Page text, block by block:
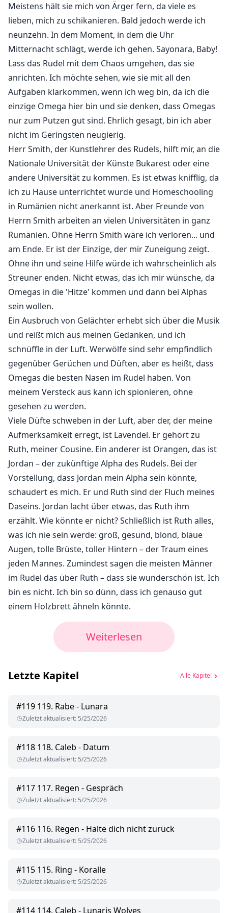
Meistens hält sie mich von Ärger fern, da viele es
lieben, mich zu schikanieren. Bald jedoch werde ich
neunzehn. In dem Moment, in dem die Uhr
Mitternacht schlägt, werde ich gehen. Sayonara, Baby!
Lass das Rudel mit dem Chaos umgehen, das sie
anrichten. Ich möchte sehen, wie sie mit all den
Aufgaben klarkommen, wenn ich weg bin, da ich die
einzige Omega hier bin und sie denken, dass Omegas
nur zum Putzen gut sind. Ehrlich gesagt, bin ich aber
nicht im Geringsten neugierig.
Herr Smith, der Kunstlehrer des Rudels, hilft mir, an die
Nationale Universität der Künste Bukarest oder eine
andere Universität zu kommen. Es ist etwas knifflig, da
ich zu Hause unterrichtet wurde und Homeschooling
in Rumänien nicht anerkannt ist. Aber Freunde von
Herrn Smith arbeiten an vielen Universitäten in ganz
Rumänien. Ohne Herrn Smith wäre ich verloren... und
am Ende. Er ist der Einzige, der mir Zuneigung zeigt.
Ohne ihn und seine Hilfe würde ich wahrscheinlich als
Streuner enden. Nicht etwas, das ich mir wünsche, da
Omegas in die 'Hitze' kommen und dann bei Alphas
sein wollen.
Ein Ausbruch von Gelächter erhebt sich über die Musik
und reißt mich aus meinen Gedanken, und ich
schnüffle in der Luft. Werwölfe sind sehr empfindlich
gegenüber Gerüchen und Düften, aber es heißt, dass
Omegas die besten Nasen im Rudel haben. Von
meinem Versteck aus kann ich spionieren, ohne
gesehen zu werden.
Viele Düfte schweben in der Luft, aber der, der meine
Aufmerksamkeit erregt, ist Lavendel. Er gehört zu
Ruth, meiner Cousine. Ein anderer ist Orangen, das ist
Jordan – der zukünftige Alpha des Rudels. Bei der
Vorstellung, dass Jordan mein Alpha sein könnte,
schaudert es mich. Er und Ruth sind der Fluch meines
Daseins. Jordan lacht über etwas, das Ruth ihm
erzählt. Wie könnte er nicht? Schließlich ist Ruth alles,
was ich nie sein werde: groß, gesund, blond, blaue
Augen, tolle Brüste, toller Hintern – der Traum eines
jeden Mannes. Zumindest sagen die meisten Männer
im Rudel das über Ruth – dass sie wunderschön ist. Ich
bin es nicht. Ich bin so dünn, dass ich genauso gut
einem Holzbrett ähneln könnte.
Weiterlesen
Letzte Kapitel Alle Kapitel
#119 119. Rabe - Lunara
Zuletzt aktualisiert: 5/25/2026
#118 118. Caleb - Datum
Zuletzt aktualisiert: 5/25/2026
#117 117. Regen - Gespräch
Zuletzt aktualisiert: 5/25/2026
#116 116. Regen - Halte dich nicht zurück
Zuletzt aktualisiert: 5/25/2026
#115 115. Ring - Koralle
Zuletzt aktualisiert: 5/25/2026
#114 114. Caleb - Lunaris Wolves